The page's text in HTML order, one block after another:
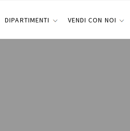
DIPARTIMENTI VENDI CON NOI